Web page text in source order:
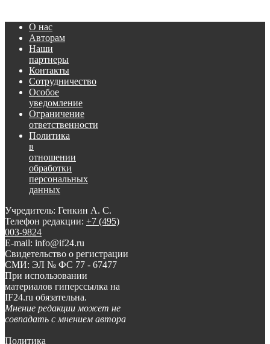
О нас
Авторам
Наши
партнеры
Контакты
Сотрудничество
Особое
уведомление
Ограничение
ответственности
Политика
в
отношении
обработки
персональных
данных
Учредитель: Генкин А. С.
Телефон редакции: +7 (495)
003-9824
E-mail: info@if24.ru
Свидетельство о регистрации
СМИ: ЭЛ № ФС 77 - 67477
При использовании
материалов гиперссылка на
IF24.ru обязательна.
Мнение редакции может не
совпадать с мнением автора
Политика